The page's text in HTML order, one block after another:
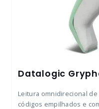
Datalogic
Leitura omnidirecional
códigos empilhados e